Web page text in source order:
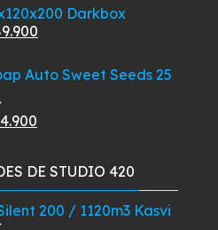
$23.900
precio
actual
$4.500.
Darkbox
actual
Auto Sweet Seeds 25
actual
es:
$94.900.
DE STUDIO 420
200 / 1120m3 Kasvi